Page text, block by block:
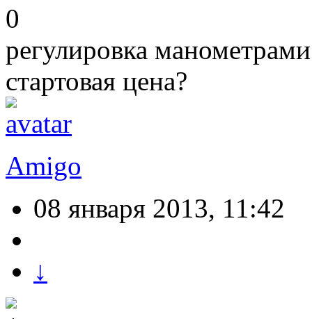
0
регулировка
стартовая цена?
Amigo
08 января 2013, 11:42
↓